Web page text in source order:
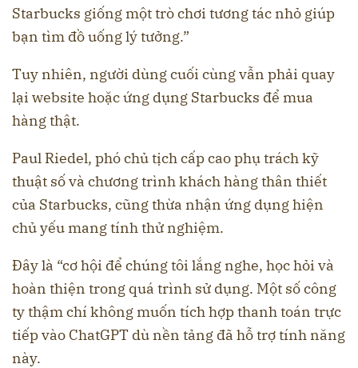
Starbucks giống một trò chơi tương tác nhỏ giúp
bạn tìm đồ uống lý tưởng.”
Tuy nhiên, người dùng cuối cùng vẫn phải quay
lại website hoặc ứng dụng Starbucks để mua
hàng thật.
Paul Riedel, phó chủ tịch cấp cao phụ trách kỹ
thuật số và chương trình khách hàng thân thiết
của Starbucks, cũng thừa nhận ứng dụng hiện
chủ yếu mang tính thử nghiệm.
Đây là “cơ hội để chúng tôi lắng nghe, học hỏi và
hoàn thiện trong quá trình sử dụng. Một số công
ty thậm chí không muốn tích hợp thanh toán trực
tiếp vào ChatGPT dù nền tảng đã hỗ trợ tính năng
này.